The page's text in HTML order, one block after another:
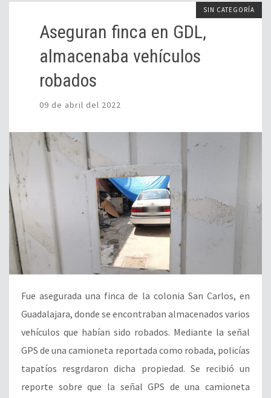
SIN CATEGORÍA
Aseguran finca en GDL,
almacenaba vehículos
robados
09 de abril del 2022
Fue asegurada una finca de la colonia San Carlos, en
Guadalajara, donde se encontraban almacenados varios
vehículos que habían sido robados. Mediante la señal
GPS de una camioneta reportada como robada, policías
tapatíos resgrdaron dicha propiedad. Se recibió un
reporte sobre que la señal GPS de una camioneta